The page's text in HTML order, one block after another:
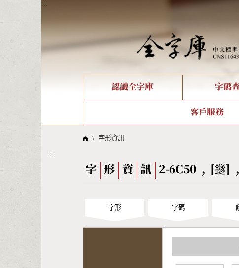
:::
認識全字庫
全字庫現況
線上教學
字碼
部件查詢
倉頡查詢
Big5查詢 拼音查詢
造字解決方案
字形下
客戶服務
問題集
\ 字形資訊
:::
字 形 資 訊 2-6C50 , [鐩]
字形 字碼